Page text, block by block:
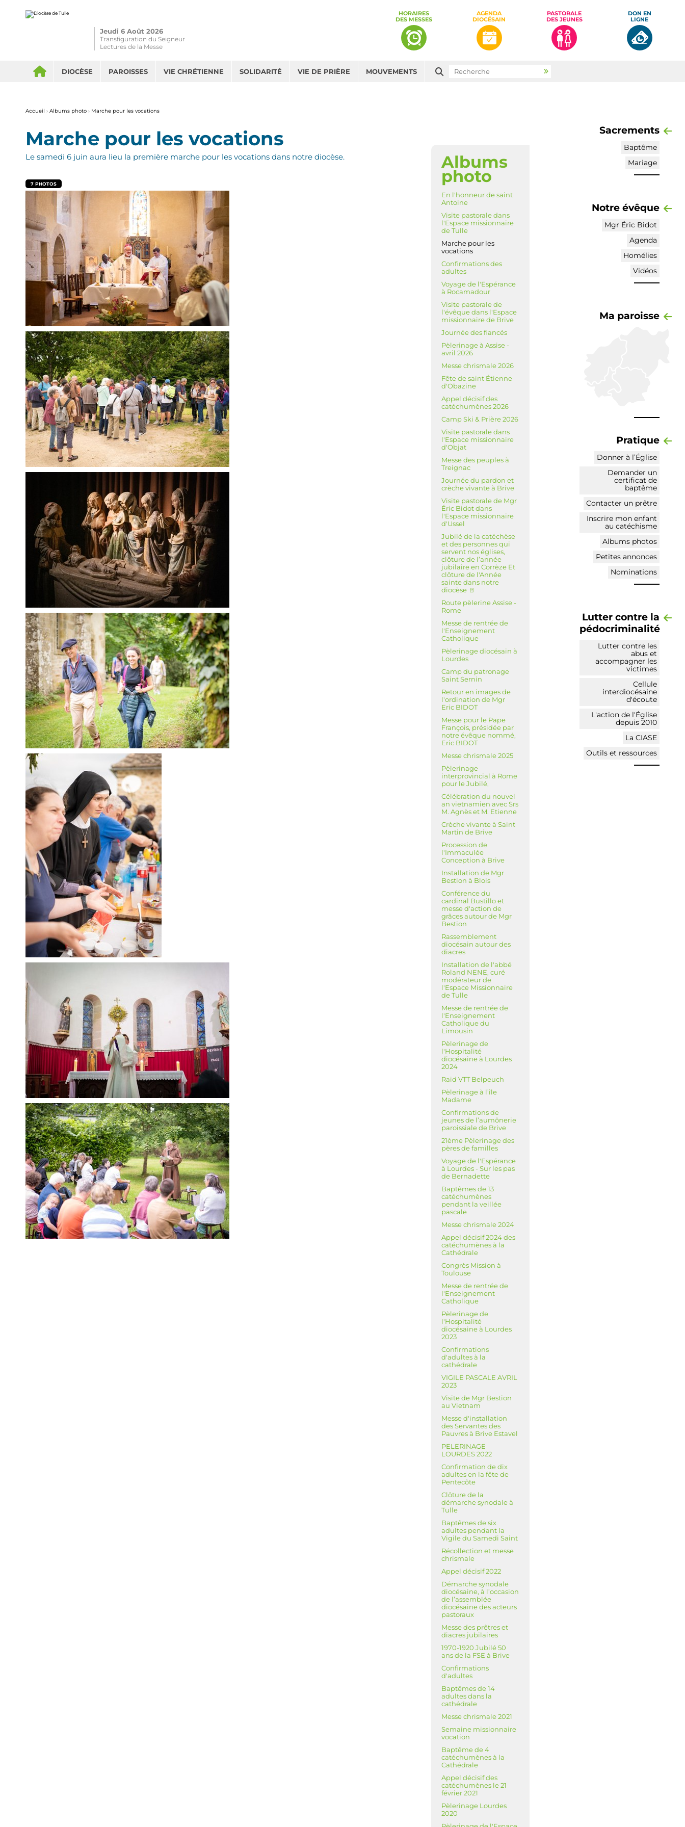
Jeudi 6 Août 2026
Transfiguration du Seigneur
Lectures de la Messe
HORAIRES
DES MESSES
AGENDA
DIOCÉSAIN
PASTORALE
DES JEUNES
DON EN
LIGNE
DIOCÈSE PAROISSES VIE CHRÉTIENNE SOLIDARITÉ VIE DE PRIÈRE MOUVEMENTS
Accueil › Albums photo › Marche pour les vocations
Marche pour les vocations
Le samedi 6 juin aura lieu la première marche pour les vocations dans notre diocèse.
7 PHOTOS
NAVIGATION
Albums
photo
En l'honneur de saint
Antoine
Visite pastorale dans
l'Espace missionnaire
de Tulle
Marche pour les
vocations
Confirmations des
adultes
Voyage de l'Espérance
à Rocamadour
Visite pastorale de
l'évêque dans l'Espace
missionnaire de Brive
Journée des fiancés
Pèlerinage à Assise -
avril 2026
Messe chrismale 2026
Fête de saint Étienne
d'Obazine
Appel décisif des
catéchumènes 2026
Camp Ski & Prière 2026
Visite pastorale dans
l'Espace missionnaire
d'Objat
Messe des peuples à
Treignac
Journée du pardon et
crèche vivante à Brive
Visite pastorale de Mgr
Éric Bidot dans
l'Espace missionnaire
d'Ussel
Jubilé de la catéchèse
et des personnes qui
servent nos églises,
clôture de l’année
jubilaire en Corrèze Et
clôture de l'Année
sainte dans notre
diocèse 🚪
Route pèlerine Assise -
Rome
Messe de rentrée de
l'Enseignement
Catholique
Pèlerinage diocésain à
Lourdes
Camp du patronage
Saint Sernin
Retour en images de
l'ordination de Mgr
Eric BIDOT
Messe pour le Pape
François, présidée par
notre évêque nommé,
Eric BIDOT
Messe chrismale 2025
Pèlerinage
interprovincial à Rome
pour le Jubilé,
Célébration du nouvel
an vietnamien avec Srs
M. Agnès et M. Etienne
Crèche vivante à Saint
Martin de Brive
Procession de
l'Immaculée
Conception à Brive
Installation de Mgr
Bestion à Blois
Conférence du
cardinal Bustillo et
messe d'action de
grâces autour de Mgr
Bestion
Rassemblement
diocésain autour des
diacres
Installation de l'abbé
Roland NENE, curé
modérateur de
l'Espace Missionnaire
de Tulle
Messe de rentrée de
l'Enseignement
Catholique du
Limousin
Pèlerinage de
l'Hospitalité
diocésaine à Lourdes
2024
Raid VTT Belpeuch
Pèlerinage à l’île
Madame
Confirmations de
jeunes de l’aumônerie
paroissiale de Brive
21ème Pèlerinage des
pères de familles
Voyage de l'Espérance
à Lourdes - Sur les pas
de Bernadette
Baptêmes de 13
catéchumènes
pendant la veillée
pascale
Messe chrismale 2024
Appel décisif 2024 des
catéchumènes à la
Cathédrale
Congrès Mission à
Toulouse
Messe de rentrée de
l'Enseignement
Catholique
Pèlerinage de
l'Hospitalité
diocésaine à Lourdes
2023
Confirmations
d'adultes à la
cathédrale
VIGILE PASCALE AVRIL
2023
Visite de Mgr Bestion
au Vietnam
Messe d'installation
des Servantes des
Pauvres à Brive Estavel
PELERINAGE
LOURDES 2022
Confirmation de dix
adultes en la fête de
Pentecôte
Clôture de la
démarche synodale à
Tulle
Baptêmes de six
adultes pendant la
Vigile du Samedi Saint
Récollection et messe
chrismale
Appel décisif 2022
Démarche synodale
diocésaine, à l’occasion
de l’assemblée
diocésaine des acteurs
pastoraux
Messe des prêtres et
diacres jubilaires
1970-1920 Jubilé 50
ans de la FSE à Brive
Confirmations
d'adultes
Baptêmes de 14
adultes dans la
cathédrale
Messe chrismale 2021
Semaine missionnaire
vocation
Baptême de 4
catéchumènes à la
Cathédrale
Appel décisif des
catéchumènes le 21
février 2021
Pèlerinage Lourdes
2020
Sacrements
Baptême
Mariage
Notre évêque
Mgr Éric Bidot
Agenda
Homélies
Vidéos
Ma paroisse
Pratique
Donner à l’Église
Demander un
certificat de
baptême
Contacter un prêtre
Inscrire mon enfant
au catéchisme
Albums photos
Petites annonces
Nominations
Lutter contre la
pédocriminalité
Lutter contre les
abus et
accompagner les
victimes
Cellule
interdiocésaine
d'écoute
L'action de l'Église
depuis 2010
La CIASE
Outils et ressources